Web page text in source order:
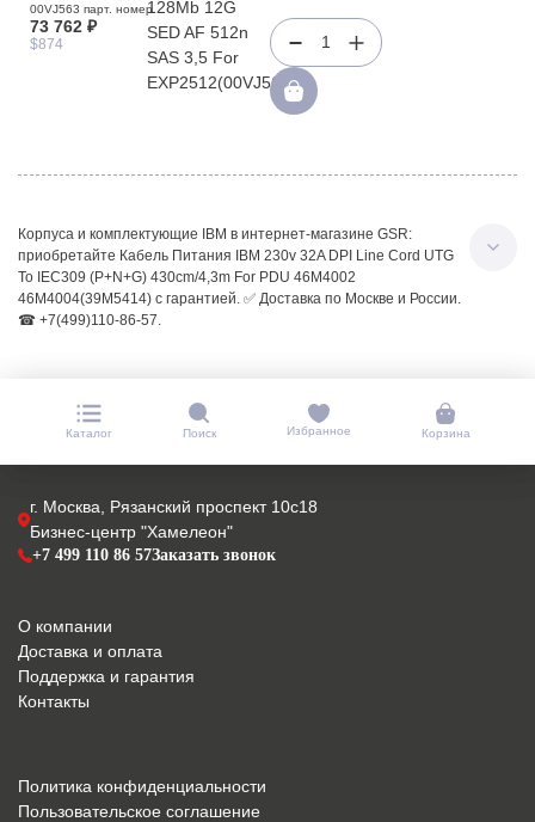
EXP2512(00VJ563)
00VJ563 парт. номер
73 762 ₽
$874 1
Корпуса и комплектующие IBM в интернет-магазине GSR:
приобретайте Кабель Питания IBM 230v 32A DPI Line Cord UTG
To IEC309 (P+N+G) 430cm/4,3m For PDU 46M4002
46M4004(39M5414) с гарантией. ✅ Доставка по Москве и России.
☎ +7(499)110-86-57.
Каталог Поиск Избранное Корзина
г. Москва, Рязанский проспект 10с18
Бизнес-центр "Хамелеон"
+7 499 110 86 57Заказать звонок
О компании
Доставка и оплата
Поддержка и гарантия
Контакты
Политика конфиденциальности
Пользовательское соглашение